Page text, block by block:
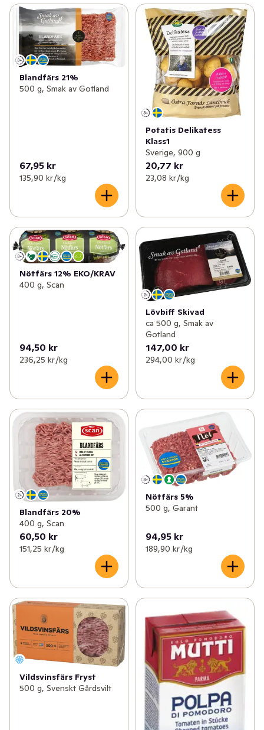
Blandfärs 21%
500 g, Smak av Gotland
67,95 kr
135,90 kr /kg
Potatis Delikatess
Klass1
Sverige, 900 g
20,77 kr
23,08 kr /kg
Nötfärs 12% EKO/KRAV
400 g, Scan
94,50 kr
236,25 kr /kg
Lövbiff Skivad
ca 500 g, Smak av
Gotland
147,00 kr
294,00 kr /kg
Blandfärs 20%
400 g, Scan
60,50 kr
151,25 kr /kg
Nötfärs 5%
500 g, Garant
94,95 kr
189,90 kr /kg
Vildsvinsfärs Fryst
500 g, Svenskt Gårdsvilt